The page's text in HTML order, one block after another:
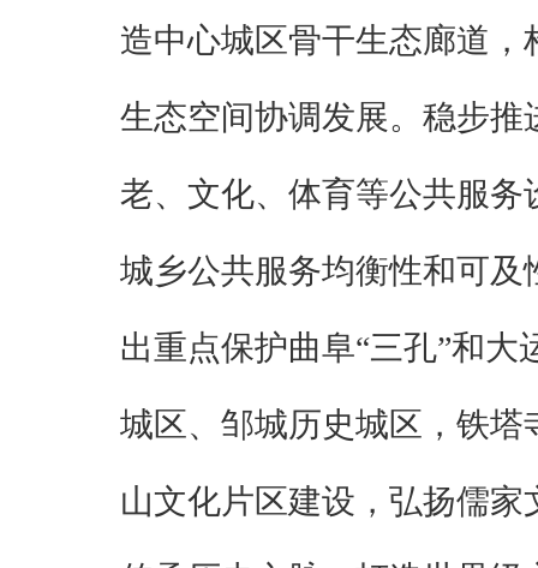
造中心城区骨干生态廊道
生态空间协调发展。稳步
老、文化、体育等公共服务
城乡公共服务均衡性和可
出重点保护曲阜“三孔”和
城区、邹城历史城区，铁
山文化片区建设，弘扬儒